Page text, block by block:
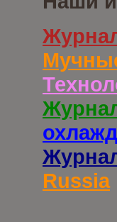
Russia